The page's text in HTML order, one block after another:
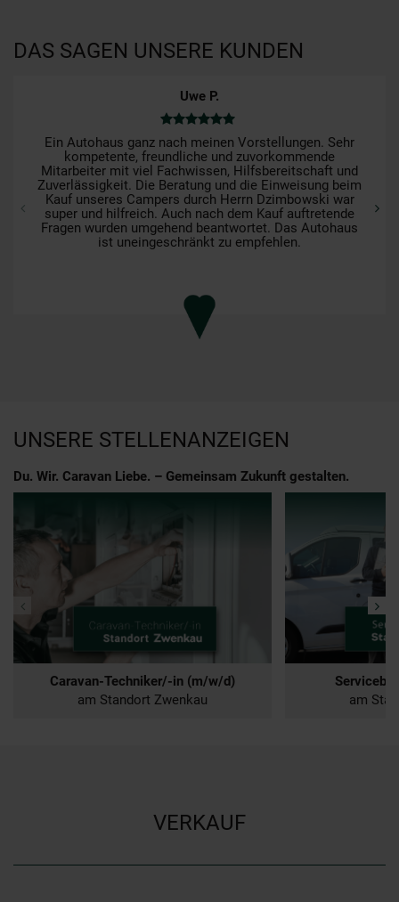
DAS SAGEN UNSERE KUNDEN
Uwe P.
Ein Autohaus ganz nach meinen Vorstellungen. Sehr
kompetente, freundliche und zuvorkommende
Mitarbeiter mit viel Fachwissen, Hilfsbereitschaft und
Zuverlässigkeit. Die Beratung und die Einweisung beim
Kauf unseres Campers durch Herrn Dzimbowski war
super und hilfreich. Auch nach dem Kauf auftretende
Fragen wurden umgehend beantwortet. Das Autohaus
ist uneingeschränkt zu empfehlen.
UNSERE STELLENANZEIGEN
Du. Wir. Caravan Liebe. – Gemeinsam Zukunft gestalten.
03.06.2025 Job & Karriere
Caravan-Techniker/-in (m/w/d)
am Standort Zwenkau
03.06.2025 Job &
am
VERKAUF